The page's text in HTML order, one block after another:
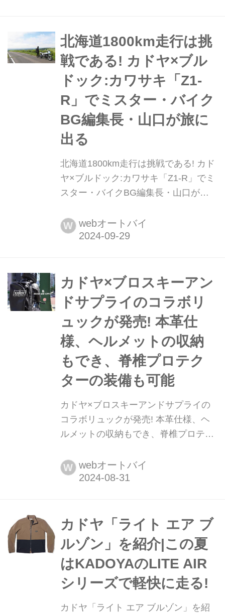
うことで、2025年に向けて新たなワク
ワクがあります。 なんと、新しいレー
シングスーツを作るこ...
北海道1800km走行は挑
戦である! カドヤ×ブル
ドック:カワサキ「Z1-
R」でミスター・バイク
BG編集長・山口が旅に
出る
北海道1800km走行は挑戦である! カド
ヤ×ブルドック:カワサキ「Z1-R」でミ
スター・バイクBG編集長・山口が旅
じゃない、のか? せっかくのバイクな
ら旅に出たい、むしろ旅をするための
のでは? 長時間乗ったからこそ感じる
バイクの良さやクセ、そして真実。ミ
スター・バイクBG編集長・山口によ
る旅プレ...
W webオートバイ
カドヤ×ブロスキーアン
ドサプライのコラボリ
ュックが発売! 本革仕
様、ヘルメットの収納
もでき、脊椎プロテク
ターの装備も可能
カドヤ×ブロスキーアンドサプライの
コラボリュックが発売! 本革仕様、ヘ
ルメットの収納もでき、脊椎プロテク
ドヤから、バッグブランドのブロスキ
ーアンドサプライとコラボレーション
W webオートバイ
カドヤ「ライト エア ブ
ルゾン」を紹介|この夏
はKADOYAのLITE AIR
シリーズで軽快に走る!
カドヤ「ライト エア ブルゾン」を紹